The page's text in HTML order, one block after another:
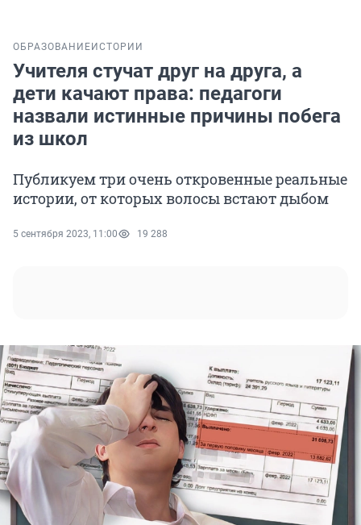
ОБРАЗОВАНИЕ ИСТОРИИ
Учителя стучат друг на друга, а
дети качают права: педагоги
назвали истинные причины побега
из школ
Публикуем три очень откровенные реальные
истории, от которых волосы встают дыбом
5 сентября 2023, 11:00 19 288